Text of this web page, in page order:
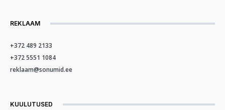
REKLAAM
+372 489 2133
+372 5551 1084
reklaam@sonumid.ee
KUULUTUSED